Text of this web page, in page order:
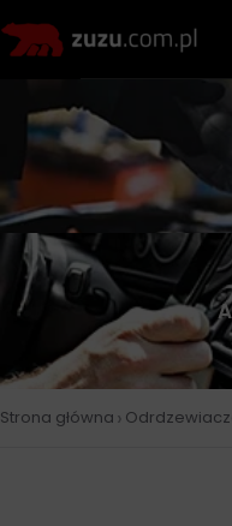
Strona główna ›